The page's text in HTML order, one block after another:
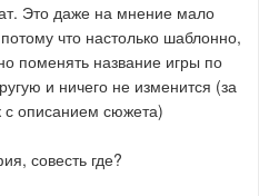
Это даже на мнение мало
что настолько шаблонно,
поменять название игры по
и ничего не изменится (за
описанием сюжета)
совесть где?